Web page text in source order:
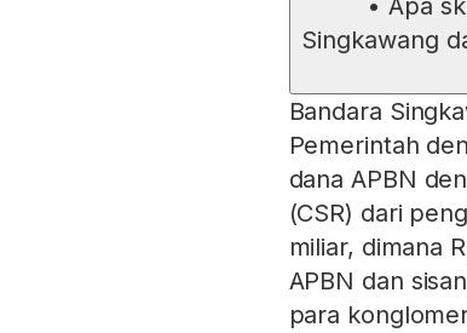
• Apa
Singkawang
Bandara
Pemerintah
dana APBN
(CSR) dari
miliar, dimana
APBN dan
para